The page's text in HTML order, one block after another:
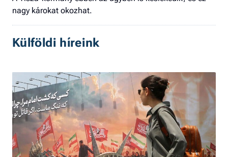
nagy károkat okozhat.
Külföldi híreink